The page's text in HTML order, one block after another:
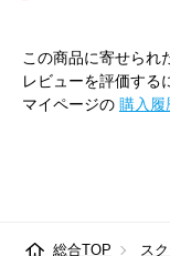
この商品に寄せられ
レビューを評価する
マイページの 購入履
総合TOP ス